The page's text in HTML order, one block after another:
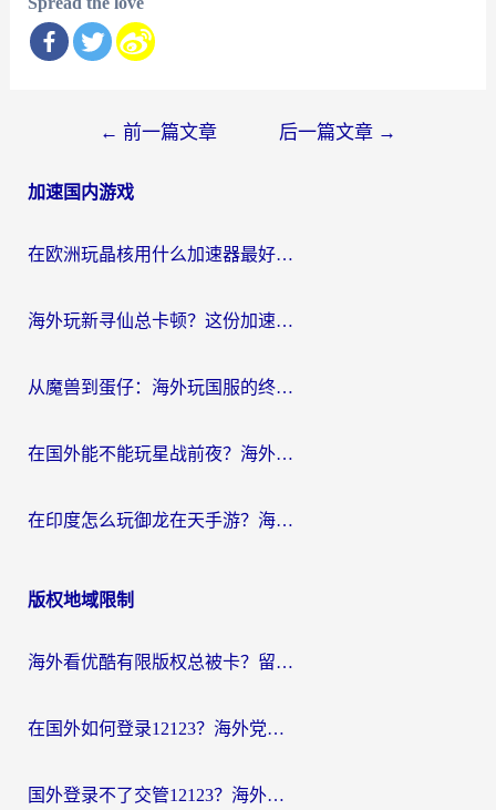
导
← 前一篇文章 后一篇文章 →
加速国内游戏
在欧洲玩晶核用什么加速器最好呢？一个老玩家的真心话
海外玩新寻仙总卡顿？这份加速器选择指南让你秒回国服流畅体验
从魔兽到蛋仔：海外玩国服的终极加速指南，找到你的专属高速通道
在国外能不能玩星战前夜？海外党国服游戏不卡顿的秘密武器在这里
在印度怎么玩御龙在天手游？海外党畅玩国服的终极生存指南
版权地域限制
海外看优酷有限版权总被卡？留学生亲测有效的回国加速器选择指南
在国外如何登录12123？海外党必备的回国加速实用指南
国外登录不了交管12123？海外华人亲测有效的回国加速器选择指南